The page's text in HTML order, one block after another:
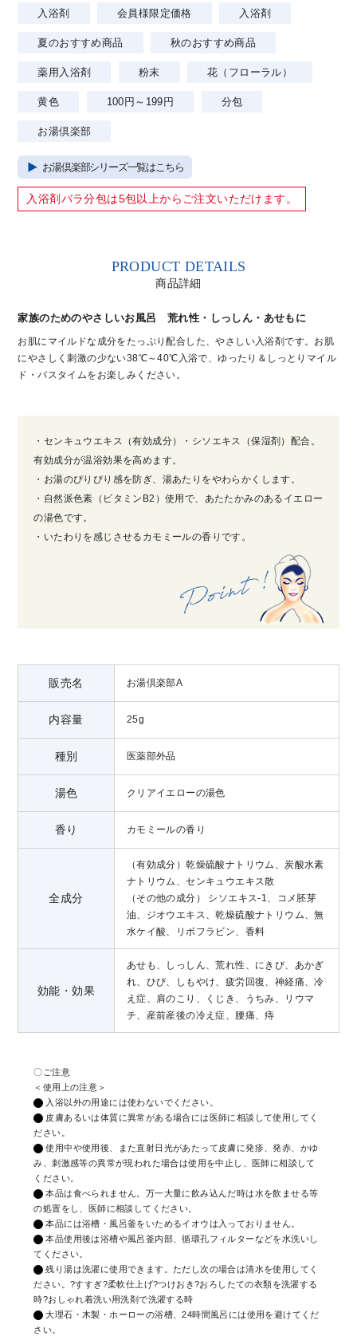
入浴剤 会員様限定価格 入浴剤
夏のおすすめ商品 秋のおすすめ商品
薬用入浴剤 粉末 花（フローラル）
黄色 100円～199円 分包
お湯倶楽部
お湯倶楽部シリーズ一覧はこちら
入浴剤バラ分包は5包以上からご注文いただけます。
PRODUCT DETAILS
商品詳細
家族のためのやさしいお風呂 荒れ性・しっしん・あせもに
お肌にマイルドな成分をたっぷり配合した、やさしい入浴剤です。お肌
にやさしく刺激の少ない38℃～40℃入浴で、ゆったり＆しっとりマイル
ド・バスタイムをお楽しみください。
・センキュウエキス（有効成分）・シソエキス（保湿剤）配合。
有効成分が温浴効果を高めます。
・お湯のぴりぴり感を防ぎ、湯あたりをやわらかくします。
・自然派色素（ビタミンB2）使用で、あたたかみのあるイエロー
の湯色です。
・いたわりを感じさせるカモミールの香りです。
販売名 お湯倶楽部A
内容量 25g
種別 医薬部外品
湯色 クリアイエローの湯色
香り カモミールの香り
全成分
（有効成分）乾燥硫酸ナトリウム、炭酸水素
ナトリウム、センキュウエキス散
（その他の成分） シソエキス-1、コメ胚芽
油、ジオウエキス、乾燥硫酸ナトリウム、無
水ケイ酸、リボフラビン、香料
効能・効果
あせも、しっしん、荒れ性、にきび、あかぎ
れ、ひび、しもやけ、疲労回復、神経痛、冷
え症、肩のこり、くじき、うちみ、リウマ
チ、産前産後の冷え症、腰痛、痔
〇ご注意
＜使用上の注意＞
入浴以外の用途には使わないでください。
皮膚あるいは体質に異常がある場合には医師に相談して使用してく
ださい。
使用中や使用後、また直射日光があたって皮膚に発疹、発赤、かゆ
み、刺激感等の異常が現われた場合は使用を中止し、医師に相談して
ください。
本品は食べられません。万一大量に飲み込んだ時は水を飲ませる等
の処置をし、医師に相談してください。
本品には浴槽・風呂釜をいためるイオウは入っておりません。
本品使用後は浴槽や風呂釜内部、循環孔フィルターなどを水洗いし
てください。
残り湯は洗濯に使用できます。ただし次の場合は清水を使用してく
ださい。?すすぎ?柔軟仕上げ?つけおき?おろしたての衣類を洗濯する
時?おしゃれ着洗い用洗剤で洗濯する時
大理石・木製・ホーローの浴槽、24時間風呂には使用を避けてくだ
さい。